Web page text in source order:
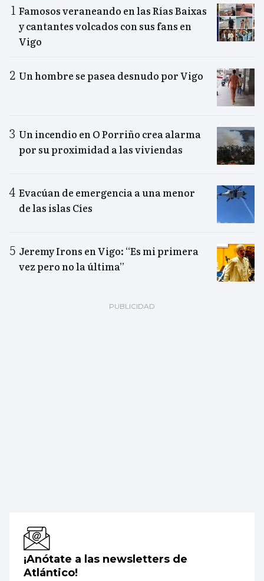
Famosos veraneando en las Rías Baixas
y cantantes volcados con sus fans en
Vigo
Un hombre se pasea desnudo por Vigo
Un incendio en O Porriño crea alarma
por su proximidad a las viviendas
Evacúan de emergencia a una menor
de las islas Cíes
Jeremy Irons en Vigo: “Es mi primera
vez pero no la última”
¡Anótate a las newsletters de
Atlántico!